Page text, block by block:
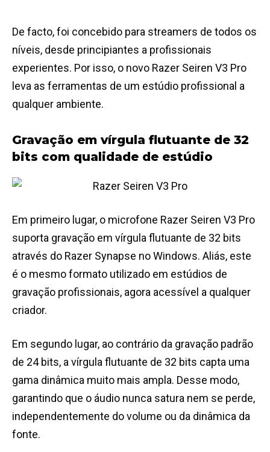
De facto, foi concebido para streamers de todos os
níveis, desde principiantes a profissionais
experientes. Por isso, o novo Razer Seiren V3 Pro
leva as ferramentas de um estúdio profissional a
qualquer ambiente.
Gravação em vírgula flutuante de 32
bits com qualidade de estúdio
Em primeiro lugar, o microfone Razer Seiren V3 Pro
suporta gravação em vírgula flutuante de 32 bits
através do Razer Synapse no Windows. Aliás, este
é o mesmo formato utilizado em estúdios de
gravação profissionais, agora acessível a qualquer
criador.
Em segundo lugar, ao contrário da gravação padrão
de 24 bits, a vírgula flutuante de 32 bits capta uma
gama dinâmica muito mais ampla. Desse modo,
garantindo que o áudio nunca satura nem se perde,
independentemente do volume ou da dinâmica da
fonte.